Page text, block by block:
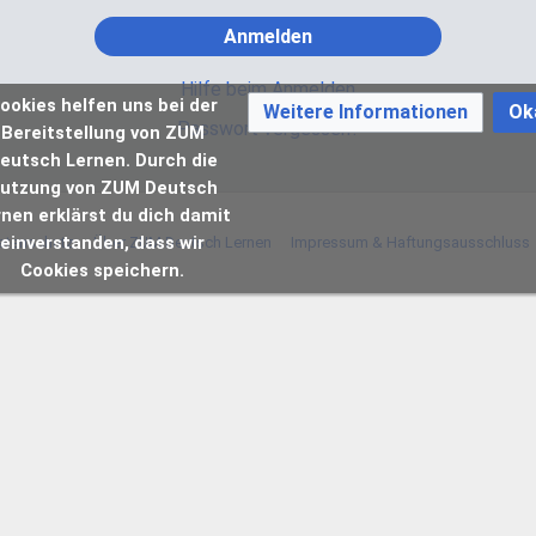
Anmelden
Hilfe beim Anmelden
Passwort vergessen?
Über ZUM Deutsch Lernen Impressum & Haftungsausschluss
helfen uns bei der
Bereitstellung von ZUM
Lernen. Durch die
von ZUM Deutsch
erklärst du dich damit
einverstanden, dass wir
Cookies speichern.
Weitere Informationen